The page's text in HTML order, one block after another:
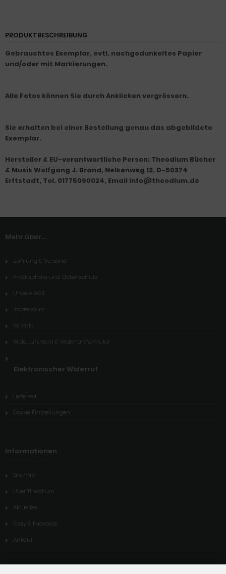
PRODUKTBESCHREIBUNG
Gebrauchtes Exemplar, evtl. nachgedunkeltes Papier
und/oder mit Markierungen.
Alle Fotos können Sie durch Anklicken vergrössern.
Sie erhalten bei einer Bestellung genau das abgebildete
Exemplar.
Hersteller & EU-verantwortliche Person: Theodium Bücher
& Musik Wolfgang J. Brand, Nelkenweg 12, D-50374
Erftstadt, Tel. 01775090024, Email info@theodium.de
Mehr über...
Zahlung & Versand
Privatsphäre und Datenschutz
Unsere AGB
Impressum
Kontakt
Widerrufsrecht & Widerrufsformular
Elektronischer Widerruf
Lieferzeit
Cookie Einstellungen
Informationen
Sitemap
Über Theodium
Aktuelles
Ebay & Facebook
Ankauf